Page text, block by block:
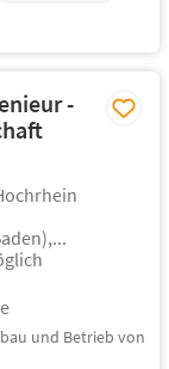
-
und Betrieb von